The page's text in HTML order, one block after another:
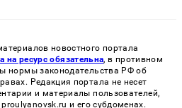
новостного портала
на ресурс обязательна, в противном
нормы законодательства РФ об
Редакция портала не несет
и материалы пользователей,
и его субдоменах.